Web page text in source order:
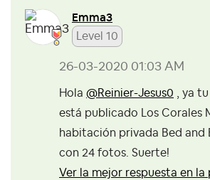
Emma3
Level 10
‎26-03-2020 01:03 AM
Hola @Reinier-Jesus0 , ya
está publicado Los Corales
habitación privada Bed and
con 24 fotos. Suerte!
Ver la mejor respuesta en